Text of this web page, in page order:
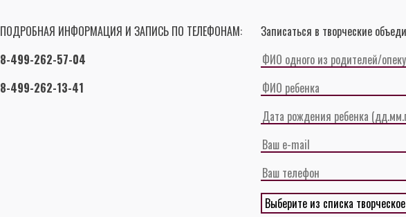
ПОДРОБНАЯ ИНФОРМАЦИЯ И ЗАПИСЬ ПО ТЕЛЕФОНАМ:
8-499-262-57-04
8-499-262-13-41
Записаться в творческие